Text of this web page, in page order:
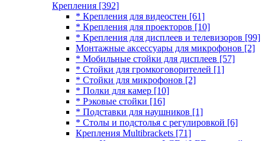
Крепления [392]
* Крепления для видеостен [61]
* Крепления для проекторов [10]
* Крепления для дисплеев и телевизоров [99]
Монтажные аксессуары для микрофонов [2]
* Мобильные стойки для дисплеев [57]
* Стойки для громкоговорителей [1]
* Стойки для микрофонов [2]
* Полки для камер [10]
* Рэковые стойки [16]
* Подставки для наушников [1]
* Столы и подстолья с регулировкой [6]
Крепления Multibrackets [71]